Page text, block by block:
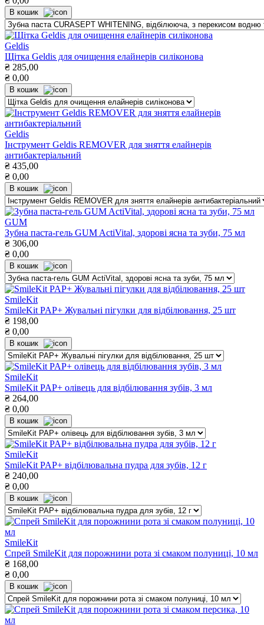
В кошик
Geldis
Щітка Geldis для очищення елайнерів силіконова
₴ 285,00
₴ 0,00
В кошик
Geldis
Інструмент Geldis REMOVER для зняття елайнерів
антибактеріальний
₴ 435,00
₴ 0,00
В кошик
GUM
Зубна паста-гель GUM ActiVital, здорові ясна та зуби, 75 мл
₴ 306,00
₴ 0,00
В кошик
SmileKit
SmileKit PAP+ Жувальні пігулки для відбілювання, 25 шт
₴ 198,00
₴ 0,00
В кошик
SmileKit
SmileKit PAP+ олівець для відбілювання зубів, 3 мл
₴ 264,00
₴ 0,00
В кошик
SmileKit
SmileKit PAP+ відбілювальна пудра для зубів, 12 г
₴ 240,00
₴ 0,00
В кошик
SmileKit
Спрей SmileKit для порожнини рота зі смаком полуниці, 10 мл
₴ 168,00
₴ 0,00
В кошик